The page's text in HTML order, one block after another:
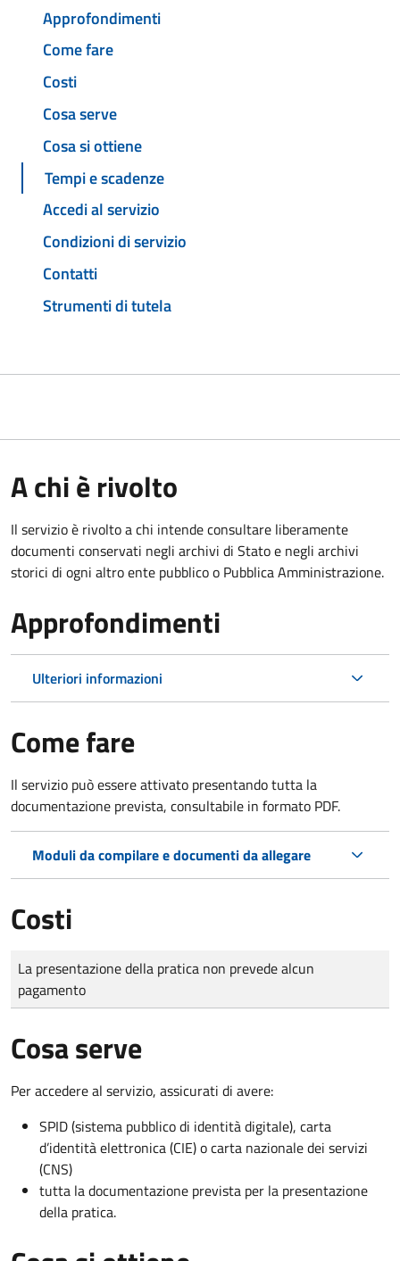
Approfondimenti
Come fare
Costi
Cosa serve
Cosa si ottiene
Tempi e scadenze
Accedi al servizio
Condizioni di servizio
Contatti
Strumenti di tutela
A chi è rivolto
Il servizio è rivolto a chi intende consultare liberamente
documenti conservati negli archivi di Stato e negli archivi
storici di ogni altro ente pubblico o Pubblica Amministrazione.
Approfondimenti
Ulteriori informazioni
Come fare
Il servizio può essere attivato presentando tutta la
documentazione prevista, consultabile in formato PDF.
Moduli da compilare e documenti da allegare
Costi
Tipo di pagamento
Importo
La presentazione della pratica non prevede alcun
pagamento
Cosa serve
Per accedere al servizio, assicurati di avere:
SPID (sistema pubblico di identità digitale), carta
d’identità elettronica (CIE) o carta nazionale dei servizi
(CNS)
tutta la documentazione prevista per la presentazione
della pratica.